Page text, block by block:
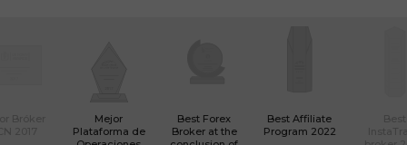
Mejor
Plataforma de
Best Forex
Broker at the
Best Affiliate
Program 2022